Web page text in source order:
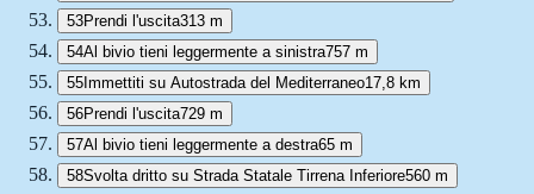
53Prendi l'uscita313 m
54Al bivio tieni leggermente a sinistra757 m
55Immettiti su Autostrada del Mediterraneo17,8 km
56Prendi l'uscita729 m
57Al bivio tieni leggermente a destra65 m
58Svolta dritto su Strada Statale Tirrena Inferiore560 m